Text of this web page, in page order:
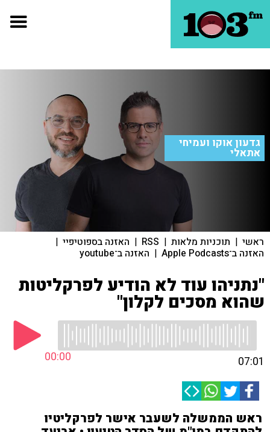
גדעון אוקו ועמיחי
אתאלי
ראשי | תוכניות מלאות |
RSS
| האזנה בספוטיפיי |
האזנה ב־Apple Podcasts | האזנה ב־youtube
"נתניהו עוד לא הודיע לפרקליטות
שהוא מסכים לקלון"
00:00 07:01
ראש הממשלה לשעבר אישר לפרקליטיו